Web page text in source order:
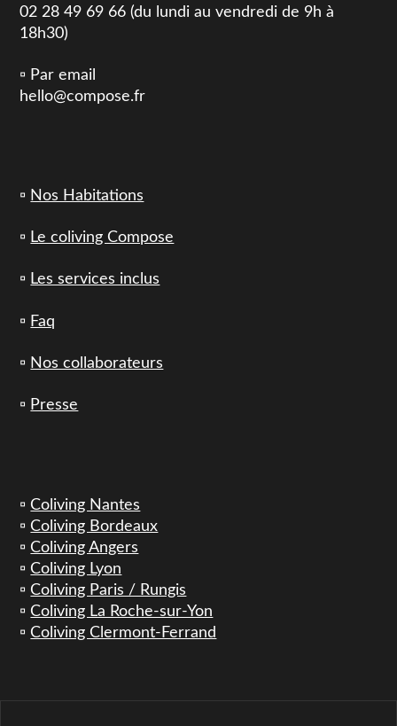
02 28 49 69 66 (du lundi au vendredi de 9h à
18h30)
▫️ Par email
hello@compose.fr
▫️ Nos Habitations
▫️ Le coliving Compose
▫️ Les services inclus
▫️ Faq
▫️ Nos collaborateurs
▫️ Presse
▫️Coliving Nantes
▫️Coliving Bordeaux
▫️Coliving Angers
▫️Coliving Lyon
▫️Coliving Paris / Rungis
▫️Coliving La Roche-sur-Yon
▫️Coliving Clermont-Ferrand